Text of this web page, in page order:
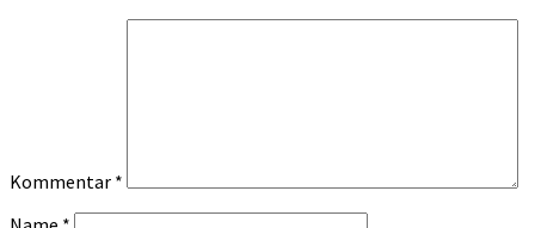
Kommentar *